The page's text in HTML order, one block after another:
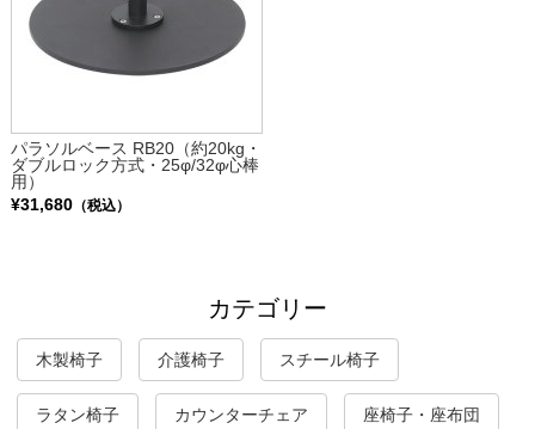
パラソルベース RB20（約20kg・
ダブルロック方式・25φ/32φ心棒
用）
¥31,680（税込）
カテゴリー
木製椅子 介護椅子 スチール椅子
ラタン椅子 カウンターチェア 座椅子・座布団